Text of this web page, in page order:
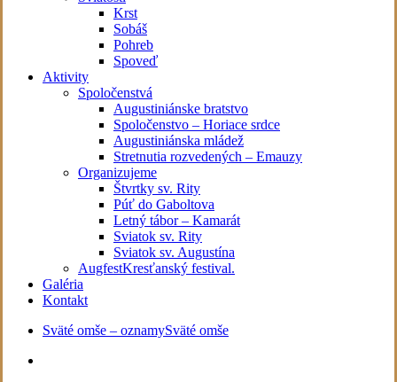
Krst
Sobáš
Pohreb
Spoveď
Aktivity
Spoločenstvá
Augustiniánske bratstvo
Spoločenstvo – Horiace srdce
Augustiniánska mládež
Stretnutia rozvedených – Emauzy
Organizujeme
Štvrtky sv. Rity
Púť do Gaboltova
Letný tábor – Kamarát
Sviatok sv. Rity
Sviatok sv. Augustína
AugfestKresťanský festival.
Galéria
Kontakt
Sväté omše – oznamySväté omše